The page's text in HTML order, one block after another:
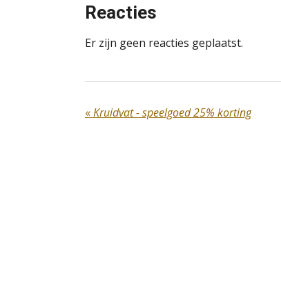
Reacties
Er zijn geen reacties geplaatst.
«Kruidvat - speelgoed 25% korting